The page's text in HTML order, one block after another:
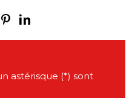
astérisque (*) sont